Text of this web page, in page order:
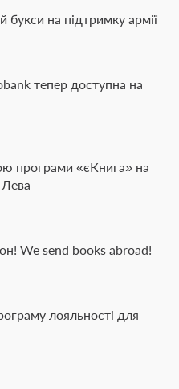
на підтримку армії
тепер доступна на
програми «єКнига» на
We send books abroad!
лояльності для